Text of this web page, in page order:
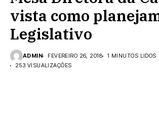
vista como
Legislativo
ADMIN FEVEREIRO 26, 2018
1 MINUTOS LIDOS
253 VISUALIZAÇÕES